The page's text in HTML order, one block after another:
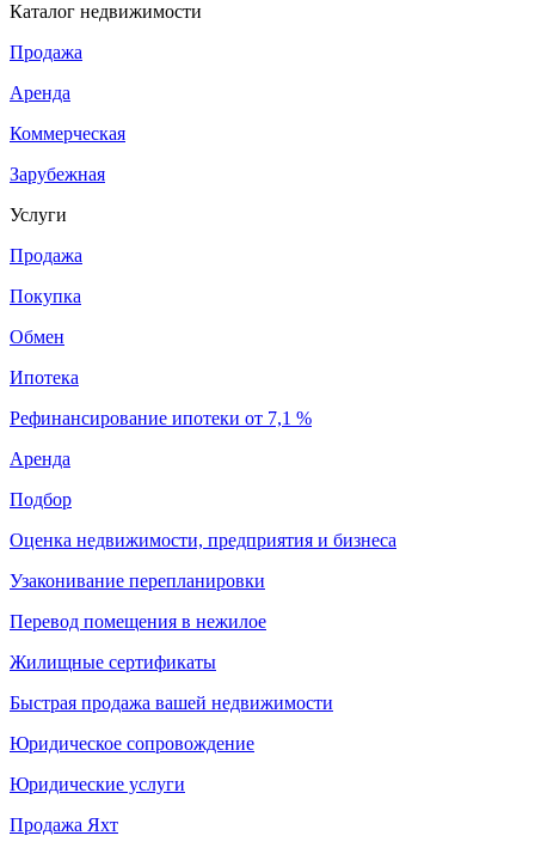
Каталог недвижимости
Продажа
Аренда
Коммерческая
Зарубежная
Услуги
Продажа
Покупка
Обмен
Ипотека
Рефинансирование ипотеки от 7,1 %
Аренда
Подбор
Оценка недвижимости, предприятия и бизнеса
Узаконивание перепланировки
Перевод помещения в нежилое
Жилищные сертификаты
Быстрая продажа вашей недвижимости
Юридическое сопровождение
Юридические услуги
Продажа Яхт